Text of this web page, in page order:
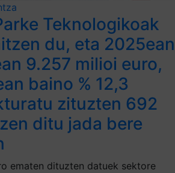
Teknologikoak
du, eta 2025ean
9.257 milioi euro,
baino % 12,3
zituzten 692
ditu jada bere
ematen dituzten datuek sektore